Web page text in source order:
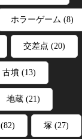
ホラーゲーム (8)
交差点 (20)
古墳 (13)
地蔵 (21)
(82) 塚 (27)